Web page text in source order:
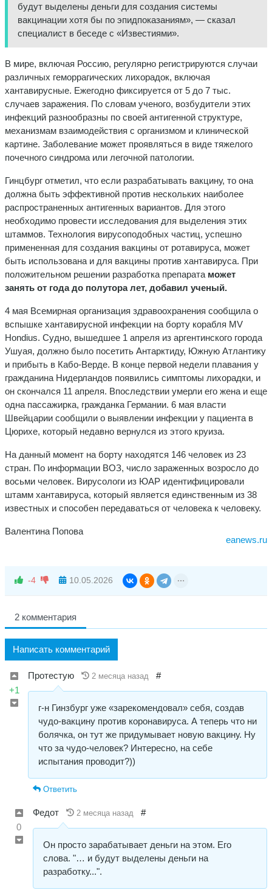
будут выделены деньги для создания системы
вакцинации хотя бы по эпидпоказаниям», — сказал
специалист в беседе с «Известиями».
В мире, включая Россию, регулярно регистрируются случаи
различных геморрагических лихорадок, включая
хантавирусные. Ежегодно фиксируется от 5 до 7 тыс.
случаев заражения. По словам ученого, возбудители этих
инфекций разнообразны по своей антигенной структуре,
механизмам взаимодействия с организмом и клинической
картине. Заболевание может проявляться в виде тяжелого
почечного синдрома или легочной патологии.
Гинцбург отметил, что если разрабатывать вакцину, то она
должна быть эффективной против нескольких наиболее
распространенных антигенных вариантов. Для этого
необходимо провести исследования для выделения этих
штаммов. Технология вирусоподобных частиц, успешно
примененная для создания вакцины от ротавируса, может
быть использована и для вакцины против хантавируса. При
положительном решении разработка препарата может
занять от года до полутора лет, добавил ученый.
4 мая Всемирная организация здравоохранения сообщила о
вспышке хантавирусной инфекции на борту корабля MV
Hondius. Судно, вышедшее 1 апреля из аргентинского города
Ушуая, должно было посетить Антарктиду, Южную Атлантику
и прибыть в Кабо-Верде. В конце первой недели плавания у
гражданина Нидерландов появились симптомы лихорадки, и
он скончался 11 апреля. Впоследствии умерли его жена и еще
одна пассажирка, гражданка Германии. 6 мая власти
Швейцарии сообщили о выявлении инфекции у пациента в
Цюрихе, который недавно вернулся из этого круиза.
На данный момент на борту находятся 146 человек из 23
стран. По информации ВОЗ, число зараженных возросло до
восьми человек. Вирусологи из ЮАР идентифицировали
штамм хантавируса, который является единственным из 38
известных и способен передаваться от человека к человеку.
Валентина Попова
eanews.ru
-4 10.05.2026
2 комментария
Написать комментарий
+1
Протестую 2 месяца назад #
г-н Гинзбург уже «зарекомендовал» себя, создав
чудо-вакцину против коронавируса. А теперь что ни
болячка, он тут же придумывает новую вакцину. Ну
что за чудо-человек? Интересно, на себе
испытания проводит?))
Ответить
0
Федот 2 месяца назад #
Он просто зарабатывает деньги на этом. Его
слова. "… и будут выделены деньги на
разработку...".